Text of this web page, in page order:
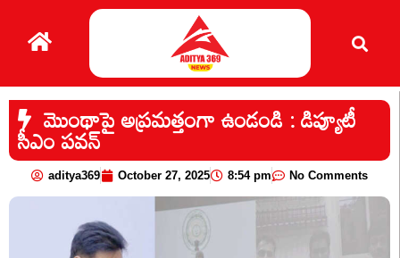
మొంథాపై అప్ర‌మత్తంగా ఉండండి : డిప్యూటీ
సీఎం ప‌వ‌న్‌
aditya369 October 27, 2025 8:54 pm No Comments